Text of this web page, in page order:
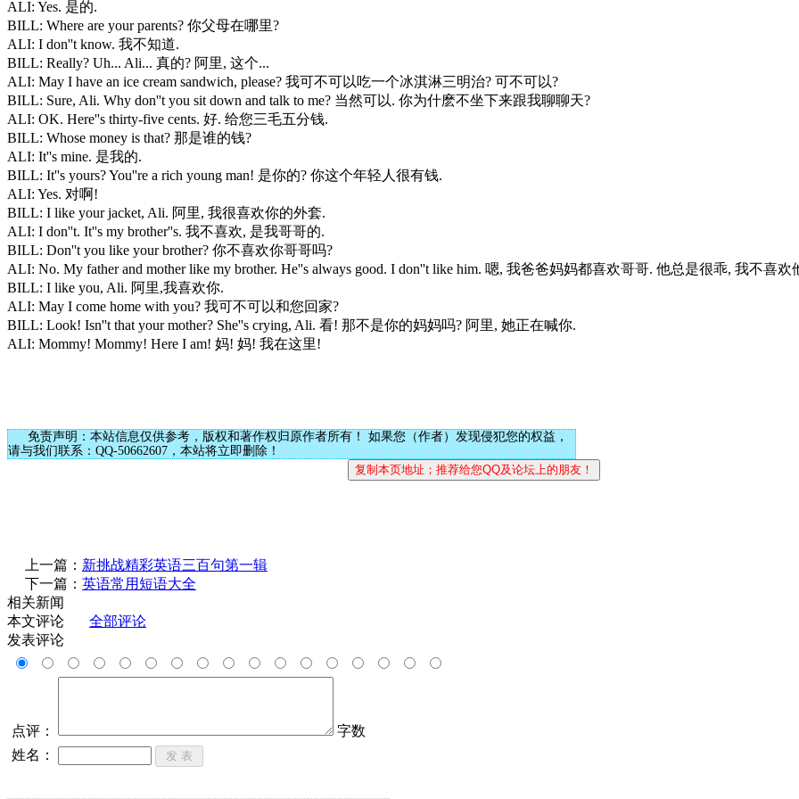
ALI: Yes. 是的.
BILL: Where are your parents? 你父母在哪里?
ALI: I don''t know. 我不知道.
BILL: Really? Uh... Ali... 真的? 阿里, 这个...
ALI: May I have an ice cream sandwich, please? 我可不可以吃一个冰淇淋三明治? 可不可以?
BILL: Sure, Ali. Why don''t you sit down and talk to me? 当然可以. 你为什麽不坐下来跟我聊聊天?
ALI: OK. Here''s thirty-five cents. 好. 给您三毛五分钱.
BILL: Whose money is that? 那是谁的钱?
ALI: It''s mine. 是我的.
BILL: It''s yours? You''re a rich young man! 是你的? 你这个年轻人很有钱.
ALI: Yes. 对啊!
BILL: I like your jacket, Ali. 阿里, 我很喜欢你的外套.
ALI: I don''t. It''s my brother''s. 我不喜欢, 是我哥哥的.
BILL: Don''t you like your brother? 你不喜欢你哥哥吗?
ALI: No. My father and mother like my brother. He''s always good. I don''t like him. 嗯, 我爸爸妈妈都喜欢哥哥. 他总是很乖, 我不喜欢
BILL: I like you, Ali. 阿里,我喜欢你.
ALI: May I come home with you? 我可不可以和您回家?
BILL: Look! Isn''t that your mother? She''s crying, Ali. 看! 那不是你的妈妈吗? 阿里, 她正在喊你.
ALI: Mommy! Mommy! Here I am! 妈! 妈! 我在这里!
免责声明：本站信息仅供参考，版权和著作权归原作者所有！ 如果您（作者）发现侵犯您的权益，
请与我们联系：QQ-50662607，本站将立即删除！
上一篇： 新挑战精彩英语三百句第一辑
下一篇： 英语常用短语大全
相关新闻
本文评论
全部评论
发表评论
点评：
字数
姓名：